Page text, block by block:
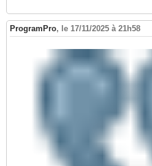
ProgramPro, le 17/11/2025 à 21h58